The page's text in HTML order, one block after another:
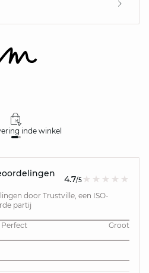
inde winkel
4.7/5
door Trustville, een ISO-
partij
Perfect
Groot